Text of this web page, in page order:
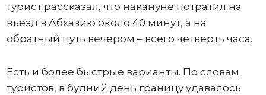
турист рассказал, что накануне потратил на
въезд в Абхазию около 40 минут, а на
обратный путь вечером – всего четверть часа.
Есть и более быстрые варианты. По словам
туристов, в будний день границу удавалось